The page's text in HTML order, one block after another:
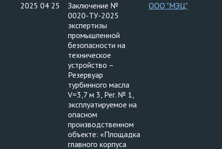
2025 04 25
Заключение №
0020-ТУ-2025
экспертизы
промышленной
безопасности на
техническое
устройство –
Резервуар
турбинного масла
V=3,7 м 3, Рег. № 1,
эксплуатируемое на
опасном
производственном
объекте: «Площадка
главного корпуса
ООО "МЭЦ"